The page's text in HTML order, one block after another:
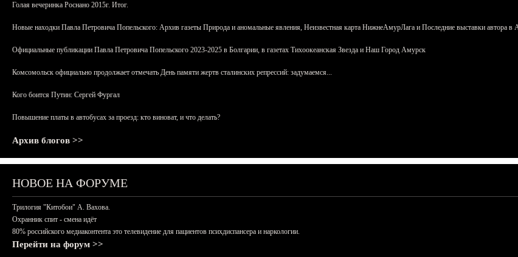
Голая вечеринка Роснано 2015г. Итог.
Новые находки Павла Петровича Попельского: Архив газеты Природа и аномальные явления, Неизвестная карта НижнеАмурЛага и Последние выставки автора в
Официальные публикации Павла Петровича Попельского 2023-2025 в Болгарии, в газетах Тихоокеанская Звезда и Наш Город Амурск
Комсомольск официально продолжает отмечать День памяти жертв сталинских репрессий: задумаемся...
Кого боится Путин: Сергей Фургал
Повышение платы в автобусах за проезд: кто виноват, и что делать?
Архив блогов >>
НОВОЕ НА ФОРУМЕ
Трилогия "Китобои" А. Вахова.
Охранник спит - смена идёт
80% российского медиаконтента это телевидение для пациентов психдиспансера и наркологии.
Перейти на форум >>